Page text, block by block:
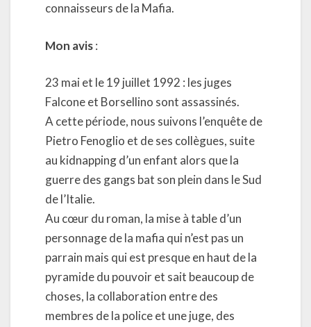
connaisseurs de la Mafia.
Mon avis:
23 mai et le 19 juillet 1992 : les juges
Falcone et Borsellino sont assassinés.
A cette période, nous suivons l’enquête de
Pietro Fenoglio et de ses collègues, suite
au kidnapping d’un enfant alors que la
guerre des gangs bat son plein dans le Sud
de l’Italie.
Au cœur du roman, la mise à table d’un
personnage de la mafia qui n’est pas un
parrain mais qui est presque en haut de la
pyramide du pouvoir et sait beaucoup de
choses, la collaboration entre des
membres de la police et une juge, des